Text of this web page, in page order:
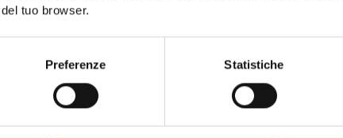
tuo browser.
Preferenze Statistiche
SKU:FER39815840